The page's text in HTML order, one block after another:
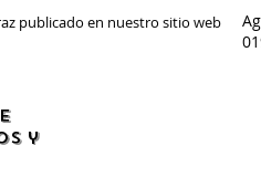
publicado en nuestro sitio web
y